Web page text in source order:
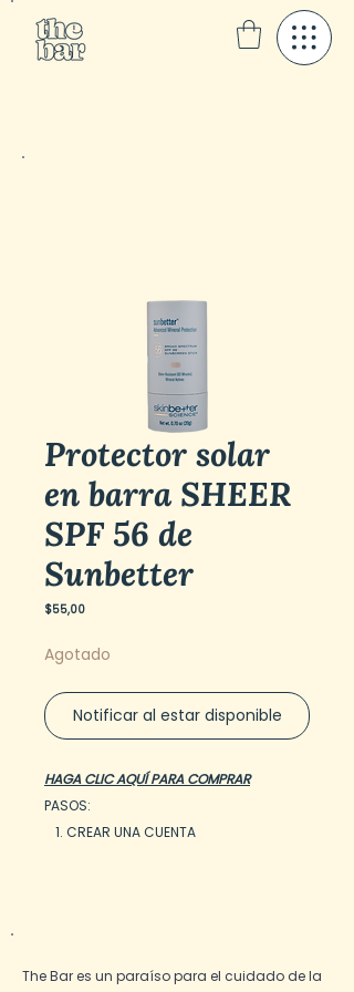
Protector solar
en barra SHEER
SPF 56 de
Sunbetter
$55,00Precio
Agotado
Notificar al estar disponible
HAGA CLIC AQUÍ PARA COMPRAR
PASOS:
CREAR UNA CUENTA
The Bar es un paraíso para el cuidado de la